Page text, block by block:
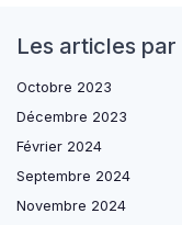
Les articles par
Octobre 2023
Décembre 2023
Février 2024
Septembre 2024
Novembre 2024